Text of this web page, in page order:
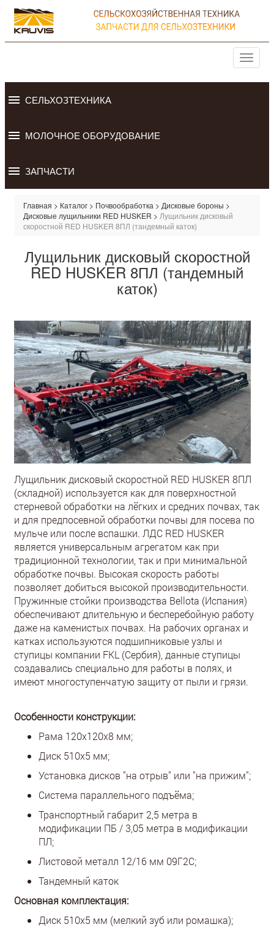
Перейти к основному содержанию
Toggle
СЕЛЬХОЗТЕХНИКА
МОЛОЧНОЕ ОБОРУДОВАНИЕ
ЗАПЧАСТИ
Главная > Каталог > Почвообработка > Дисковые бороны >
Дисковые лущильники RED HUSKER > Лущильник дисковый
скоростной RED HUSKER 8ПЛ (тандемный каток)
Лущильник дисковый скоростной
RED HUSKER 8ПЛ (тандемный
каток)
Лущильник дисковый скоростной RED HUSKER 8ПЛ
(складной) используется как для поверхностной
стерневой обработки на лёгких и средних почвах, так
и для предпосевной обработки почвы для посева по
мульче или после вспашки. ЛДС RED HUSKER
является универсальным агрегатом как при
традиционной технологии, так и при минимальной
обработке почвы. Высокая скорость работы
позволяет добиться высокой производительности.
Пружинные стойки производства Bellota (Испания)
обеспечивают длительную и бесперебойную работу
даже на каменистых почвах. На рабочих органах и
катках используются подшипниковые узлы и
ступицы компании FKL (Сербия), данные ступицы
создавались специально для работы в полях, и
имеют многоступенчатую защиту от пыли и грязи.
Особенности конструкции:
Рама 120х120х8 мм;
Диск 510х5 мм;
Установка дисков "на отрыв" или "на прижим";
Система параллельного подъёма;
Транспортный габарит 2,5 метра в
модификации ПБ / 3,05 метра в модификации
ПЛ;
Листовой металл 12/16 мм 09Г2С;
Тандемный каток
Основная комплектация:
Диск 510х5 мм (мелкий зуб или ромашка);